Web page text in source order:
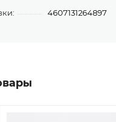
4607131264897